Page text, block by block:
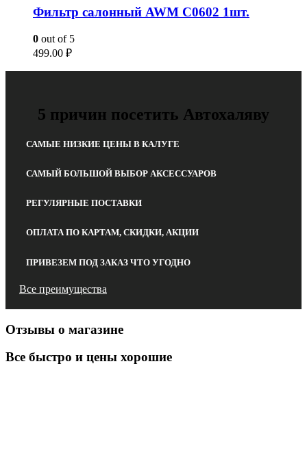
Фильтр салонный AWM C0602 1шт.
0 out of 5
499.00 ₽
5 причин посетить Автохаляву
САМЫЕ НИЗКИЕ ЦЕНЫ В КАЛУГЕ
САМЫЙ БОЛЬШОЙ ВЫБОР АКСЕССУАРОВ
РЕГУЛЯРНЫЕ ПОСТАВКИ
ОПЛАТА ПО КАРТАМ, СКИДКИ, АКЦИИ
ПРИВЕЗЕМ ПОД ЗАКАЗ ЧТО УГОДНО
Все преимущества
Отзывы о магазине
Все быстро и цены хорошие